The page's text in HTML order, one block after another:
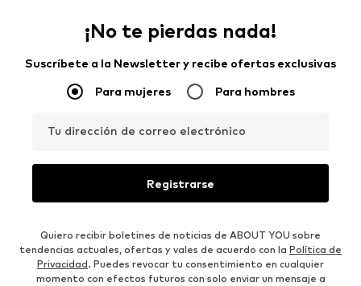
¡No te pierdas nada!
Suscríbete a la Newsletter y recibe ofertas exclusivas
Para mujeres Para hombres
Tu dirección de correo electrónico
Registrarse
Quiero recibir boletines de noticias de ABOUT YOU sobre
tendencias actuales, ofertas y vales de acuerdo con la Política de
Privacidad. Puedes revocar tu consentimiento en cualquier
momento con efectos futuros con solo enviar un mensaje a